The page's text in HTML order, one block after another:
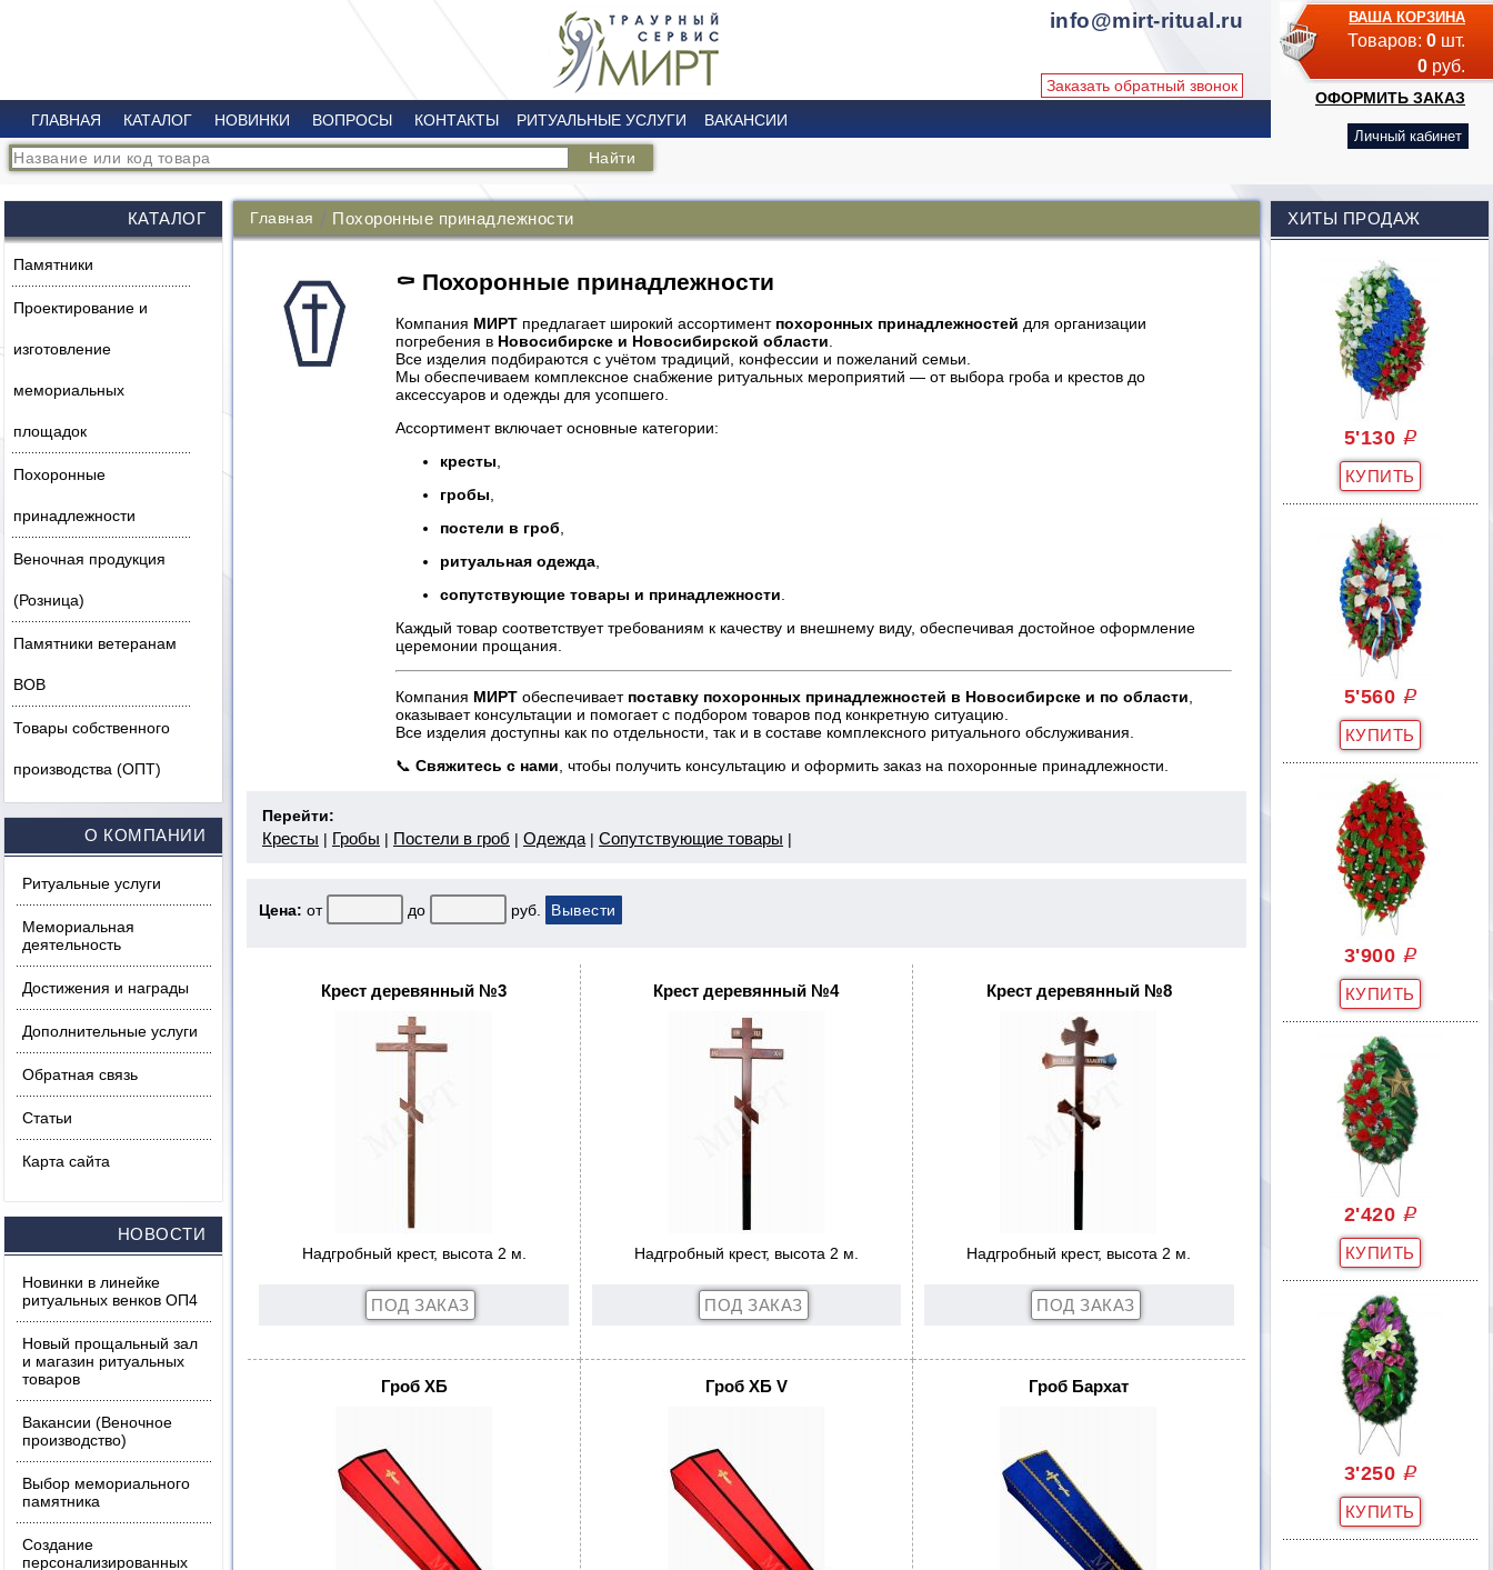
info@mirt-ritual.ru
Заказать обратный звонок
ГЛАВНАЯ
КАТАЛОГ НОВИНКИ ВОПРОСЫ КОНТАКТЫ РИТУАЛЬНЫЕ УСЛУГИ ВАКАНСИИ
ВАША КОРЗИНА
Товаров: 0 шт.
0 руб.
ОФОРМИТЬ ЗАКАЗ
Личный кабинет
КАТАЛОГ
Памятники
Проектирование и
изготовление
мемориальных
площадок
Похоронные
принадлежности
Веночная продукция
(Розница)
Памятники ветеранам
ВОВ
Товары собственного
производства (ОПТ)
О КОМПАНИИ
Ритуальные услуги
Мемориальная
деятельность
Достижения и награды
Дополнительные услуги
Обратная связь
Статьи
Карта сайта
НОВОСТИ
Новинки в линейке
ритуальных венков ОП4
Новый прощальный зал
и магазин ритуальных
товаров
Вакансии (Веночное
производство)
Выбор мемориального
памятника
Создание
персонализированных
Главная Похоронные принадлежности
⚰️ Похоронные принадлежности
Компания МИРТ предлагает широкий ассортимент похоронных принадлежностей для организации
погребения в Новосибирске и Новосибирской области.
Все изделия подбираются с учётом традиций, конфессии и пожеланий семьи.
Мы обеспечиваем комплексное снабжение ритуальных мероприятий — от выбора гроба и крестов до
аксессуаров и одежды для усопшего.
Ассортимент включает основные категории:
кресты,
гробы,
постели в гроб,
ритуальная одежда,
сопутствующие товары и принадлежности.
Каждый товар соответствует требованиям к качеству и внешнему виду, обеспечивая достойное оформление
церемонии прощания.
Компания МИРТ обеспечивает поставку похоронных принадлежностей в Новосибирске и по области,
оказывает консультации и помогает с подбором товаров под конкретную ситуацию.
Все изделия доступны как по отдельности, так и в составе комплексного ритуального обслуживания.
📞 Свяжитесь с нами, чтобы получить консультацию и оформить заказ на похоронные принадлежности.
Перейти:
Кресты | Гробы | Постели в гроб | Одежда | Сопутствующие товары |
Цена: от до руб.
Крест деревянный №3
Надгробный крест, высота 2 м.
Крест деревянный №4
Надгробный крест, высота 2 м.
Крест деревянный №8
Надгробный крест, высота 2 м.
Гроб ХБ Гроб ХБ V Гроб Бархат
ХИТЫ ПРОДАЖ
5'130 q
5'560 q
3'900 q
2'420 q
3'250 q